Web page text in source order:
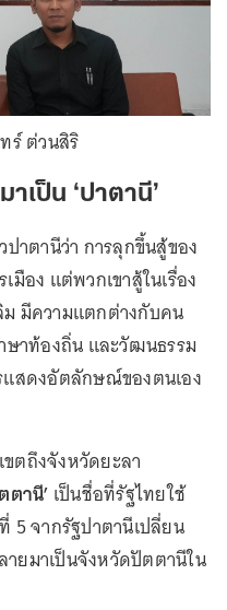
ร์ ต่วนสิริ
เป็น ‘ปาตานี’
ปาตานีว่า การลุกขึ้นสู้ของ
มือง แต่พวกเขาสู้ในเรื่อง
มีความแตกต่างกับคน
ษาท้องถิ่น และวัฒนธรรม
แสดงอัตลักษณ์ของตนเอง
ตถึงจังหวัดยะลา
ตานี’ เป็นชื่อที่รัฐไทยใช้
5 จากรัฐปาตานีเปลี่ยน
ยมาเป็นจังหวัดปัตตานีใน